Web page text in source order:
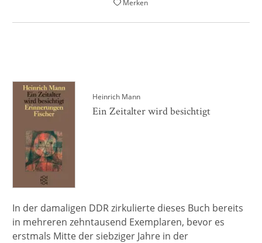
Merken
Heinrich Mann
Ein Zeitalter wird besichtigt
In der damaligen DDR zirkulierte dieses Buch bereits
in mehreren zehntausend Exemplaren, bevor es
erstmals Mitte der siebziger Jahre in der